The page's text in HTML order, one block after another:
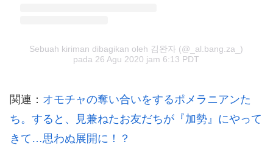
Sebuah kiriman dibagikan oleh 김완자 (@_al.bang.za_)
pada 26 Agu 2020 jam 6:13 PDT
関連： オモチャの奪い合いをするポメラニアンた
ち。すると、見兼ねたお友だちが『加勢』にやって
きて…思わぬ展開に！？